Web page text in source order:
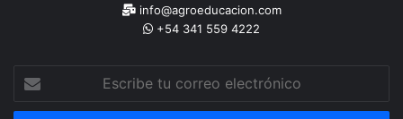
info@agroeducacion.com
+54 341 559 4222
correo